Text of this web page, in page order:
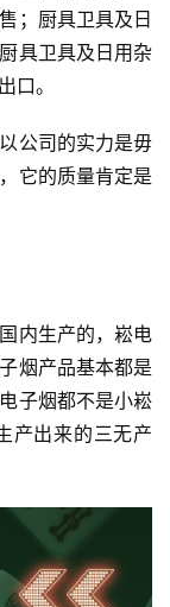
；厨具卫具及日
具卫具及日用杂
口。
公司的实力是毋
它的质量肯定是
内生产的，崧电
烟产品基本都是
子烟都不是小崧
产出来的三无产